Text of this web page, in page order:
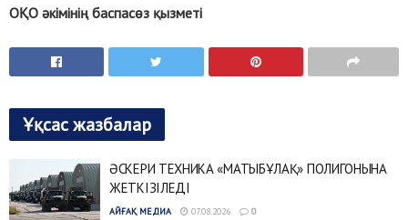
ОҚО әкімінің баспасөз қызметі
Ұқсас жазбалар
ӘСКЕРИ ТЕХНИКА «МАТЫБҰЛАҚ» ПОЛИГОНЫНА
ЖЕТКІЗІЛЕДІ
АЙҒАҚ МЕДИА 07.08.2026 0